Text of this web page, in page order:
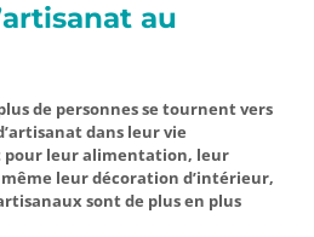
au
de personnes se tournent vers
dans leur vie
pour leur alimentation, leur
leur décoration d’intérieur,
sont de plus en plus